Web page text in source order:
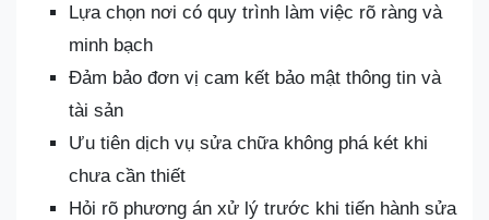
Lựa chọn nơi có quy trình làm việc rõ ràng và
minh bạch
Đảm bảo đơn vị cam kết bảo mật thông tin và
tài sản
Ưu tiên dịch vụ sửa chữa không phá két khi
chưa cần thiết
Hỏi rõ phương án xử lý trước khi tiến hành sửa